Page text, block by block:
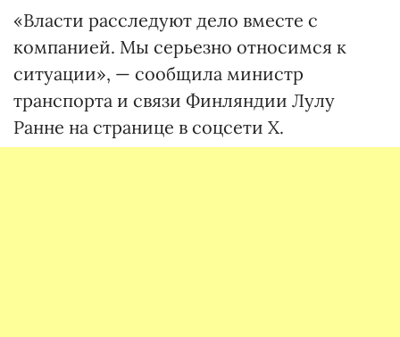
«Власти расследуют дело вместе с
компанией. Мы серьезно относимся к
ситуации», — сообщила министр
транспорта и связи Финляндии Лулу
Ранне на странице в соцсети X.